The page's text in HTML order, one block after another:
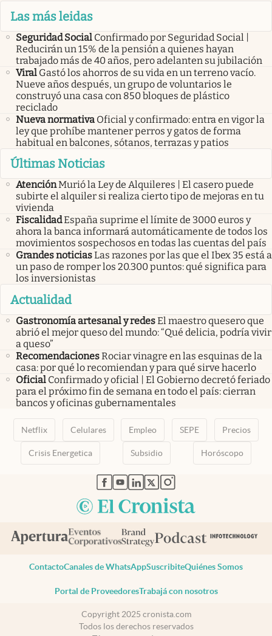
Las más leidas
Seguridad Social Confirmado por Seguridad Social |
Reducirán un 15% de la pensión a quienes hayan
trabajado más de 40 años, pero adelanten su jubilación
Viral Gastó los ahorros de su vida en un terreno vacío.
Nueve años después, un grupo de voluntarios le
construyó una casa con 850 bloques de plástico
reciclado
Nueva normativa Oficial y confirmado: entra en vigor la
ley que prohíbe mantener perros y gatos de forma
habitual en balcones, sótanos, terrazas y patios
Últimas Noticias
AtenciónMurió la Ley de Alquileres | El casero puede
subirte el alquiler si realiza cierto tipo de mejoras en tu
vivienda
FiscalidadEspaña suprime el límite de 3000 euros y
ahora la banca informará automáticamente de todos los
movimientos sospechosos en todas las cuentas del país
Grandes noticiasLas razones por las que el Ibex 35 está a
un paso de romper los 20.300 puntos: qué significa para
los inversionistas
Actualidad
Gastronomía artesanal y redesEl maestro quesero que
abrió el mejor queso del mundo: “Qué delicia, podría vivir
a queso”
RecomendacionesRociar vinagre en las esquinas de la
casa: por qué lo recomiendan y para qué sirve hacerlo
Oficial Confirmado y oficial | El Gobierno decretó feriado
para el próximo fin de semana en todo el país: cierran
bancos y oficinas gubernamentales
Netflix Celulares Empleo SEPE Precios
Crisis Energetica Subsidio Horóscopo
abre en nueva pestaña
abre en nueva pestaña
abre en nueva pestaña
abre en nueva pestaña
abre en nueva pestaña
ContactoCanales de WhatsAppSuscribiteQuiénes Somos
Portal de ProveedoresTrabajá con nosotros
Copyright 2025 cronista.com
Todos los derechos reservados